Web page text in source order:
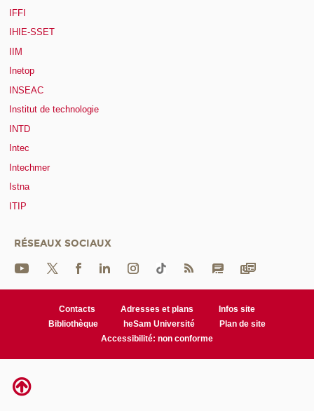
IFFI
IHIE-SSET
IIM
Inetop
INSEAC
Institut de technologie
INTD
Intec
Intechmer
Istna
ITIP
RÉSEAUX SOCIAUX
Contacts Adresses et plans
Infos site
Bibliothèque
heSam Université
Plan de site
Accessibilité: non conforme